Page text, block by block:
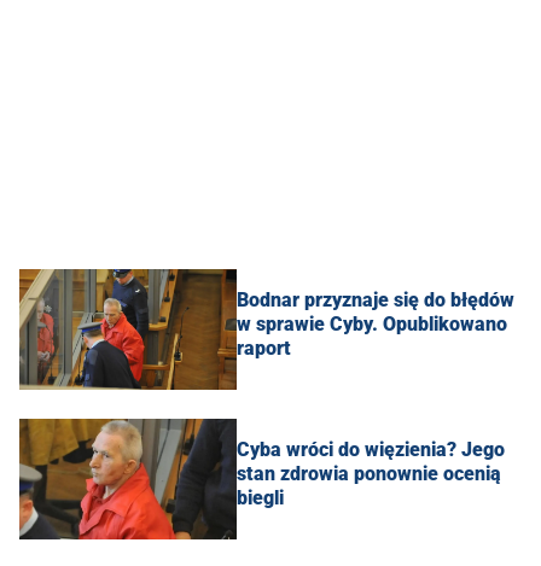
Bodnar przyznaje się do błędów
w sprawie Cyby. Opublikowano
raport
Cyba wróci do więzienia? Jego
stan zdrowia ponownie ocenią
biegli